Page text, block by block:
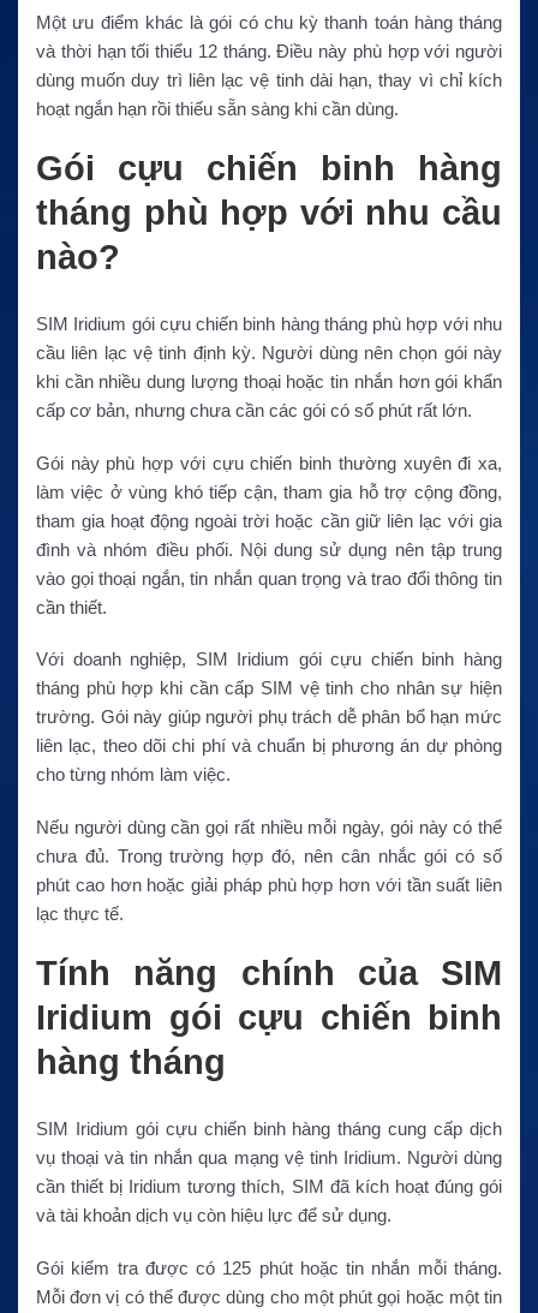
Một ưu điểm khác là gói có chu kỳ thanh toán hàng tháng
và thời hạn tối thiểu 12 tháng. Điều này phù hợp với người
dùng muốn duy trì liên lạc vệ tinh dài hạn, thay vì chỉ kích
hoạt ngắn hạn rồi thiếu sẵn sàng khi cần dùng.
Gói cựu chiến binh hàng
tháng phù hợp với nhu cầu
nào?
SIM Iridium gói cựu chiến binh hàng tháng phù hợp với nhu
cầu liên lạc vệ tinh định kỳ. Người dùng nên chọn gói này
khi cần nhiều dung lượng thoại hoặc tin nhắn hơn gói khẩn
cấp cơ bản, nhưng chưa cần các gói có số phút rất lớn.
Gói này phù hợp với cựu chiến binh thường xuyên đi xa,
làm việc ở vùng khó tiếp cận, tham gia hỗ trợ cộng đồng,
tham gia hoạt động ngoài trời hoặc cần giữ liên lạc với gia
đình và nhóm điều phối. Nội dung sử dụng nên tập trung
vào gọi thoại ngắn, tin nhắn quan trọng và trao đổi thông tin
cần thiết.
Với doanh nghiệp, SIM Iridium gói cựu chiến binh hàng
tháng phù hợp khi cần cấp SIM vệ tinh cho nhân sự hiện
trường. Gói này giúp người phụ trách dễ phân bổ hạn mức
liên lạc, theo dõi chi phí và chuẩn bị phương án dự phòng
cho từng nhóm làm việc.
Nếu người dùng cần gọi rất nhiều mỗi ngày, gói này có thể
chưa đủ. Trong trường hợp đó, nên cân nhắc gói có số
phút cao hơn hoặc giải pháp phù hợp hơn với tần suất liên
lạc thực tế.
Tính năng chính của SIM
Iridium gói cựu chiến binh
hàng tháng
SIM Iridium gói cựu chiến binh hàng tháng cung cấp dịch
vụ thoại và tin nhắn qua mạng vệ tinh Iridium. Người dùng
cần thiết bị Iridium tương thích, SIM đã kích hoạt đúng gói
và tài khoản dịch vụ còn hiệu lực để sử dụng.
Gói kiểm tra được có 125 phút hoặc tin nhắn mỗi tháng.
Mỗi đơn vị có thể được dùng cho một phút gọi hoặc một tin